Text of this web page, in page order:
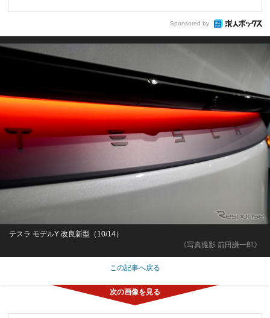
Sponsored by
《写真撮影 前田謙一郎》
テスラ モデルY 改良新型（10/14）
この記事へ戻る